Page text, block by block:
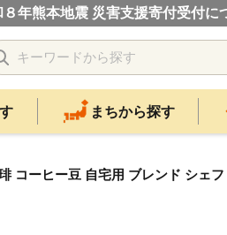
８年熊本地震 災害支援寄付受付に
まちから探す
ーヒー豆 自宅用 ブレンド シェ